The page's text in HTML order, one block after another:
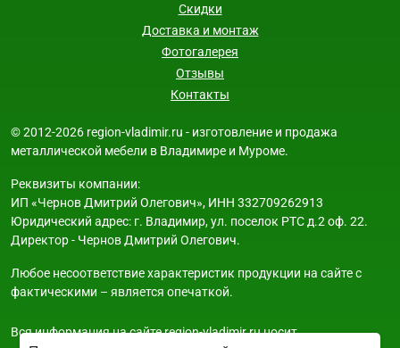
Скидки
Доставка и монтаж
Фотогалерея
Отзывы
Контакты
© 2012-2026 region-vladimir.ru - изготовление и продажа
металлической мебели в Владимире и Муроме.
Реквизиты компании:
ИП «Чернов Дмитрий Олегович», ИНН 332709262913
Юридический адрес: г. Владимир, ул. поселок РТС д.2 оф. 22.
Директор - Чернов Дмитрий Олегович.
Любое несоответствие характеристик продукции на сайте с
фактическими – является опечаткой.
Вся информация на сайте region-vladimir.ru носит